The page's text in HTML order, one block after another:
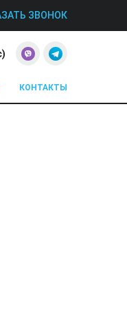
ЗВОНОК
КОНТАКТЫ